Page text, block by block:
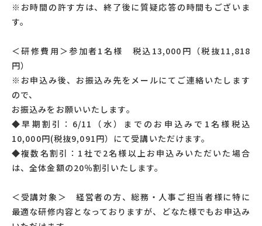
※お時間の許す方は、終了後に質疑応答の時間もございま
す。
＜研修費用＞参加者1名様 税込13,000円（税抜11,818
円）
※お申込み後、お振込み先をメールにてご連絡いたします
ので、
お振込みをお願いいたします。
◆早期割引：6/11（水）までのお申込みで1名様税込
10,000円(税抜9,091円）にて受講いただけます。
◆複数名割引：1社で2名様以上お申込みいただいた場合
は、全体金額の20％割引いたします。
＜受講対象＞ 経営者の方、総務・人事ご担当者様に特に
最適な研修内容となっておりますが、どなた様でもお申込み